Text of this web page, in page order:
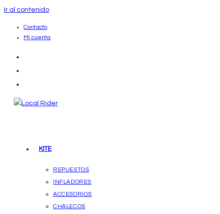
Ir al contenido
Contacto
Mi cuenta
KITE
REPUESTOS
INFLADORES
ACCESORIOS
CHALECOS